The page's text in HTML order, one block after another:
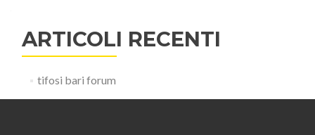
ARTICOLI RECENTI
tifosi bari forum